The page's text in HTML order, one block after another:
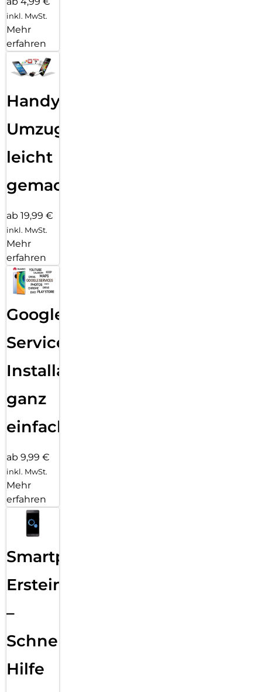
inkl. MwSt.
Mehr
erfahren
Handy
Umzug
leicht
gemacht!
ab 19,99 €
inkl. MwSt.
Mehr
erfahren
Google
Services
Installation
ganz
einfach
ab 9,99 €
inkl. MwSt.
Mehr
erfahren
Smartphone
Ersteinrichtung
–
Schnelle
Hilfe